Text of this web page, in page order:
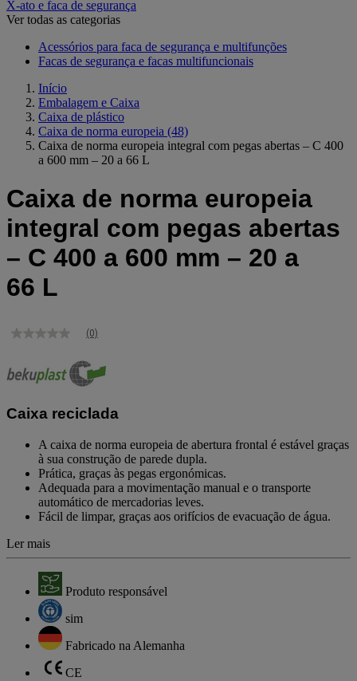
X-ato e faca de segurança
Ver todas as categorias
Acessórios para faca de segurança e multifunções
Facas de segurança e facas multifuncionais
Início
Embalagem e Caixa
Caixa de plástico
Caixa de norma europeia (48)
Caixa de norma europeia integral com pegas abertas – C 400
a 600 mm – 20 a 66 L
Caixa de norma europeia
integral com pegas abertas
– C 400 a 600 mm – 20 a
66 L
Sem
classificação
a
página.
(0)
Caixa reciclada
A caixa de norma europeia de abertura frontal é estável graças
à sua construção de parede dupla.
Prática, graças às pegas ergonómicas.
Adequada para a movimentação manual e o transporte
automático de mercadorias leves.
Fácil de limpar, graças aos orifícios de evacuação de água.
Ler mais
Produto responsável
sim
Fabricado na Alemanha
CE